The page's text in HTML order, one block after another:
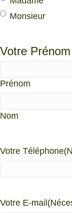
Monsieur
Votre
Prénom
Nom
Votre Téléphone
Votre E-mail